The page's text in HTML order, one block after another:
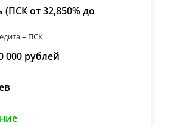
(ПСК от 32,850% до
– ПСК
000 рублей